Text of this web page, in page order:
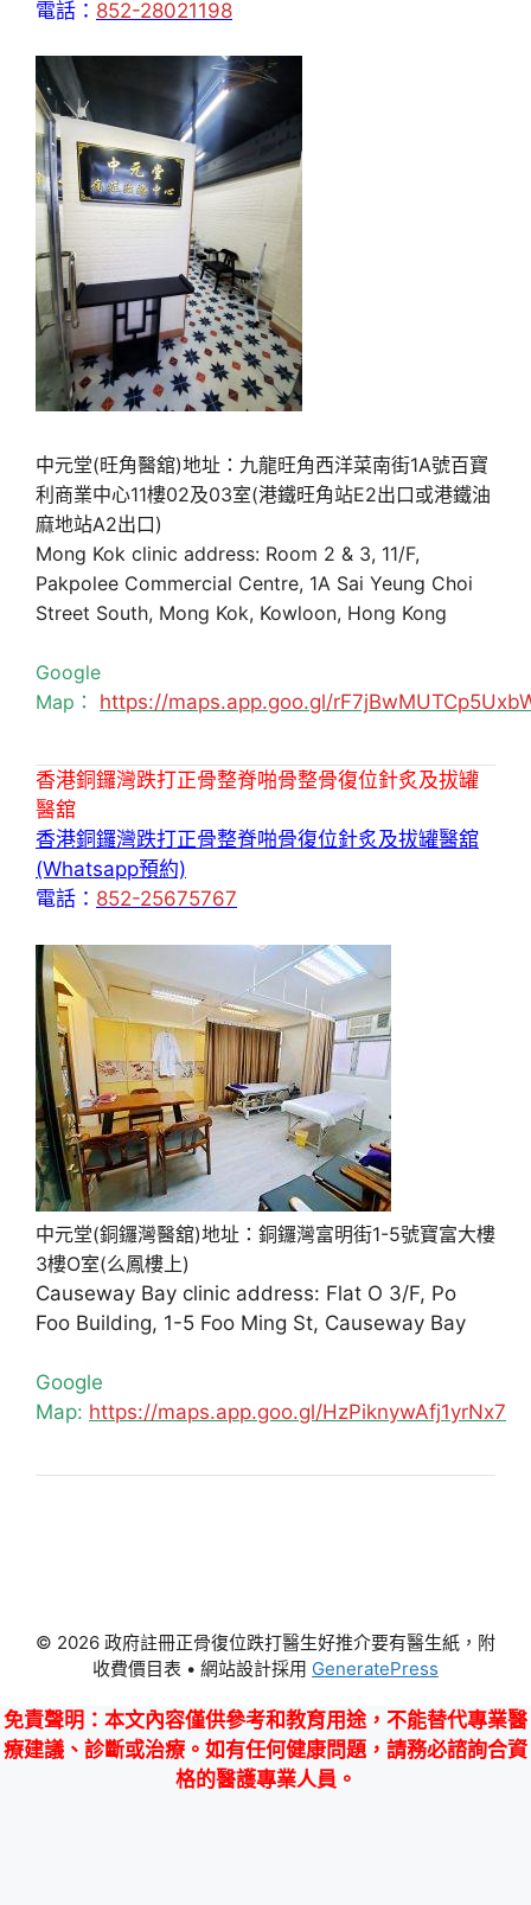
電話： 852-28021198
中元堂(旺角醫舘)地址：九龍旺角西洋菜南街1A號百寶
利商業中心11樓02及03室(港鐵旺角站E2出口或港鐵油
麻地站A2出口)
Mong Kok clinic address: Room 2 & 3, 11/F,
Pakpolee Commercial Centre, 1A Sai Yeung Choi
Street South, Mong Kok, Kowloon, Hong Kong
Google
Map： https://maps.app.goo.gl/
香港銅鑼灣跌打正骨整脊啪骨整骨復位針炙及拔罐
醫舘
香港銅鑼灣跌打正骨整脊啪骨復位針炙及拔罐醫舘
(Whatsapp預約)
電話： 852-25675767
中元堂(銅鑼灣醫舘)地址：銅鑼灣富明街1-5號寶富大樓
3樓O室(么鳳樓上)
Causeway Bay clinic address: Flat O 3/F, Po
Foo Building, 1-5 Foo Ming St, Causeway Bay
Google
Map: https://maps.app.goo.gl/HzPiknywAfj1yrNx7
© 2026 政府註冊正骨復位跌打醫生好推介要有醫生紙，附
收費價目表 • 網站設計採用 GeneratePress
免責聲明 ：本文內容僅供參考和教育用途，不能替代專業醫
療建議、診斷或治療。如有任何健康問題，請務必諮詢合資
格的醫護專業人員。